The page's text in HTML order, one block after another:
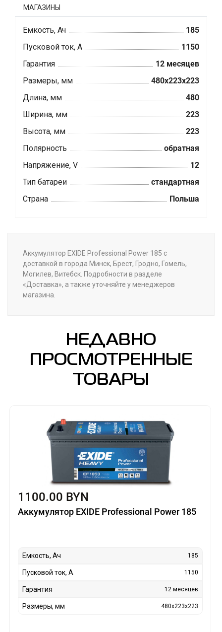
МАГАЗИНЫ
Емкость, Ач
185
Пусковой ток, А
1150
Гарантия
12 месяцев
Размеры, мм
480x223x223
Длина, мм
480
Ширина, мм
223
Высота, мм
223
Полярность
обратная
Напряжение, V
12
Тип батареи
стандартная
Страна
Польша
Аккумулятор EXIDE Professional Power 185 с
доставкой в города Минск, Брест, Гродно, Гомель,
Могилев, Витебск. Подробности в разделе
«Доставка», а также уточняйте у менеджеров
магазина.
НЕДАВНО
ПРОСМОТРЕННЫЕ
ТОВАРЫ
1100.00 BYN
Аккумулятор EXIDE Professional Power 185
Емкость, Ач 185
Пусковой ток, А 1150
Гарантия 12 месяцев
Размеры, мм 480x223x223